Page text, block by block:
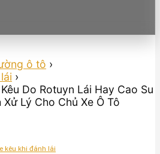
ô tô ›
›
Do Rotuyn Lái Hay Cao Su
Lý Cho Chủ Xe Ô Tô
kêu khi đánh lái